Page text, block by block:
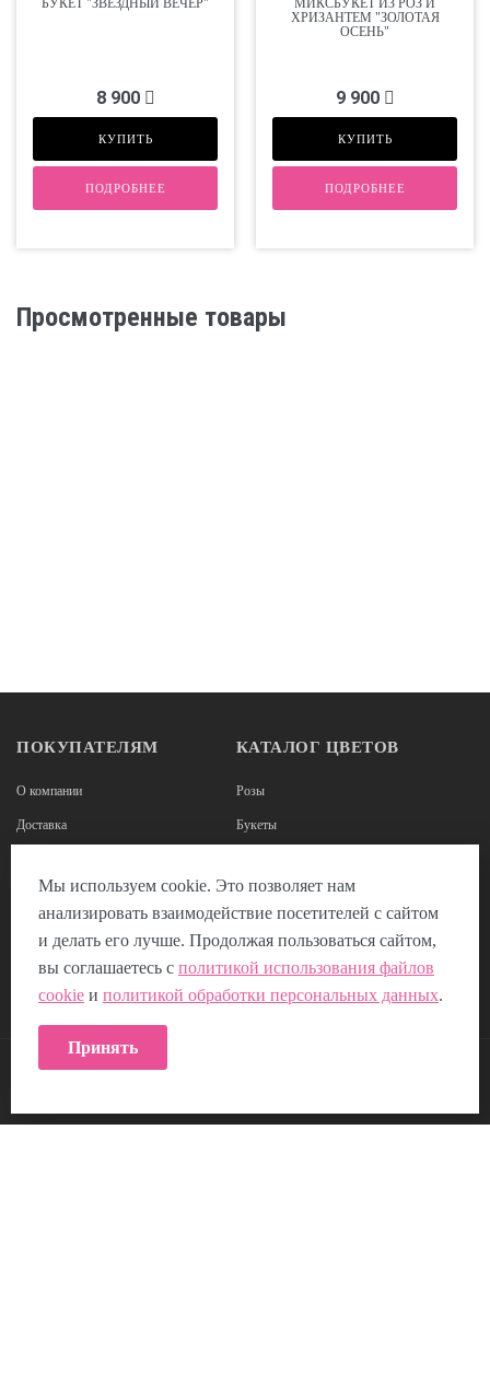
БУКЕТ "ЗВЁЗДНЫЙ ВЕЧЕР"
8 900
КУПИТЬ
ПОДРОБНЕЕ
МИКСБУКЕТ ИЗ РОЗ И
ХРИЗАНТЕМ "ЗОЛОТАЯ
ОСЕНЬ"
9 900
КУПИТЬ
ПОДРОБНЕЕ
Просмотренные товары
ПОКУПАТЕЛЯМ
О компании
Доставка
Наши реквизиты
Политика использования Cookie
КАТАЛОГ ЦВЕТОВ
Розы
Букеты
Цветы в коробках
Мы используем cookie. Это позволяет нам
анализировать взаимодействие посетителей с сайтом
и делать его лучше. Продолжая пользоваться сайтом,
вы соглашаетесь с политикой использования файлов
cookie и политикой обработки персональных данных.
Принять